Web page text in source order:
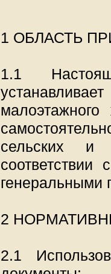
1 ОБЛАСТЬ
1.1
сельских и
генеральными
2
2.1